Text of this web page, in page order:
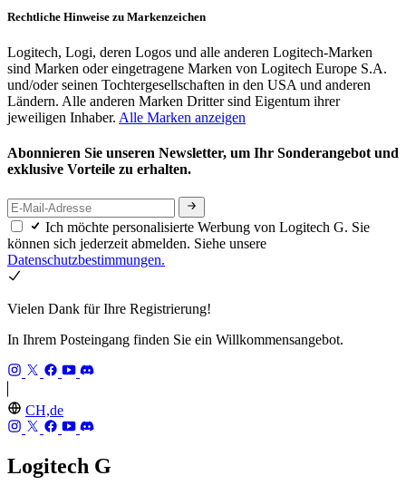
Rechtliche Hinweise zu Markenzeichen
Logitech, Logi, deren Logos und alle anderen Logitech-Marken
sind Marken oder eingetragene Marken von Logitech Europe S.A.
und/oder seinen Tochtergesellschaften in den USA und anderen
Ländern. Alle anderen Marken Dritter sind Eigentum ihrer
jeweiligen Inhaber. Alle Marken anzeigen
Abonnieren Sie unseren Newsletter, um Ihr Sonderangebot und
exklusive Vorteile zu erhalten.
Ich möchte personalisierte Werbung von Logitech G. Sie
können sich jederzeit abmelden. Siehe unsere
Datenschutzbestimmungen.
Vielen Dank für Ihre Registrierung!
In Ihrem Posteingang finden Sie ein Willkommensangebot.
CH,de
Logitech G